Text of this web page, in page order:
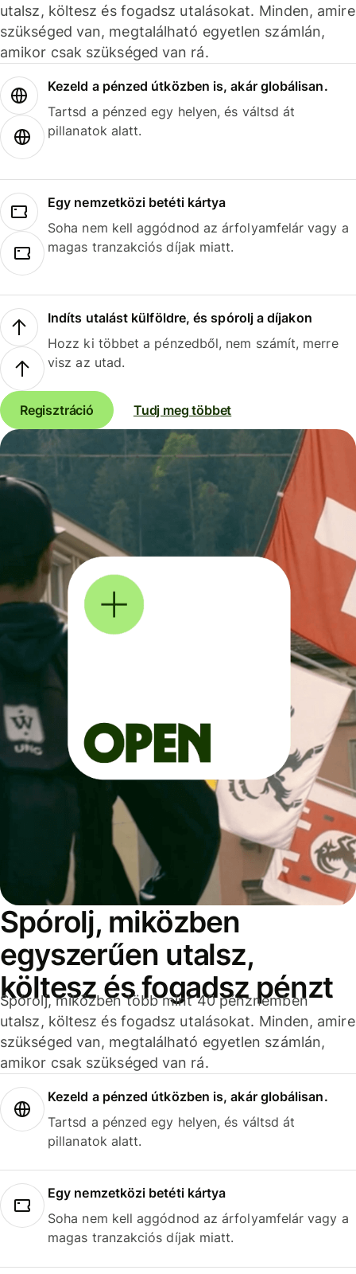
utalsz, költesz és fogadsz utalásokat. Minden, amire
szükséged van, megtalálható egyetlen számlán,
amikor csak szükséged van rá.
Kezeld a pénzed útközben is, akár globálisan.
Tartsd a pénzed egy helyen, és váltsd át
pillanatok alatt.
Egy nemzetközi betéti kártya
Soha nem kell aggódnod az árfolyamfelár vagy a
magas tranzakciós díjak miatt.
Indíts utalást külföldre, és spórolj a díjakon
Hozz ki többet a pénzedből, nem számít, merre
visz az utad.
Regisztráció Tudj meg többet
Spórolj, miközben
egyszerűen utalsz,
költesz és fogadsz pénzt
Spórolj, miközben több mint 40 pénznemben
utalsz, költesz és fogadsz utalásokat. Minden, amire
szükséged van, megtalálható egyetlen számlán,
amikor csak szükséged van rá.
Kezeld a pénzed útközben is, akár globálisan.
Tartsd a pénzed egy helyen, és váltsd át
pillanatok alatt.
Egy nemzetközi betéti kártya
Soha nem kell aggódnod az árfolyamfelár vagy a
magas tranzakciós díjak miatt.